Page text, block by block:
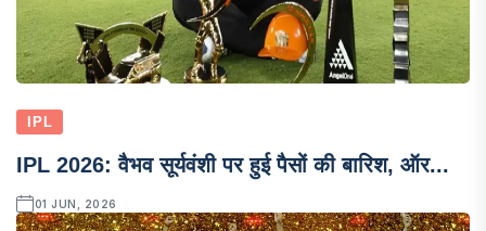
IPL
IPL 2026: वैभव सूर्यवंशी पर हुई पैसों की बारिश, ऑर...
01 JUN, 2026